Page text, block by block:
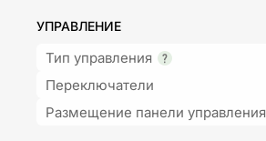
УПРАВЛЕНИЕ
Тип управления
Переключатели
Размещение панели управления